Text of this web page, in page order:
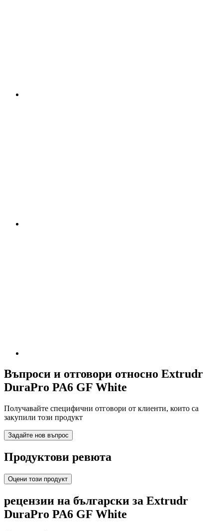
Въпроси и отговори относно Extrudr
DuraPro PA6 GF White
Получавайте специфични отговори от клиенти, които са
закупили този продукт
Задайте нов въпрос
Продуктови ревюта
Оцени този продукт
рецензии на български за Extrudr
DuraPro PA6 GF White